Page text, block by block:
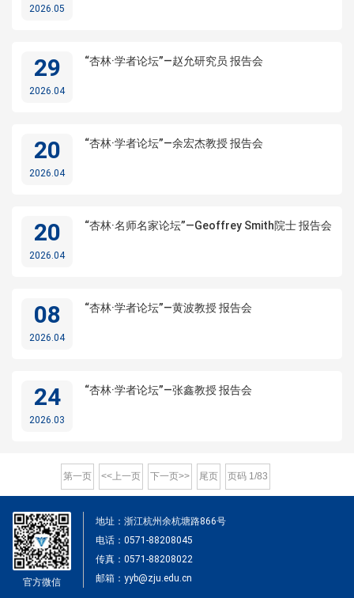
2026.05
29
2026.04
“杏林·学者论坛”—赵允研究员 报告会
20
2026.04
“杏林·学者论坛”—余宏杰教授 报告会
20
2026.04
“杏林·名师名家论坛”—Geoffrey Smith院士 报告会
08
2026.04
“杏林·学者论坛”—黄波教授 报告会
24
2026.03
“杏林·学者论坛”—张鑫教授 报告会
第一页 <<上一页 下一页>> 尾页 页码 1 /83
官方微信
地址：浙江杭州余杭塘路866号
电话：0571-88208045
传真：0571-88208022
邮箱：yyb@zju.edu.cn